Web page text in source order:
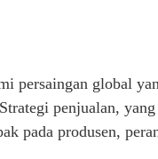
persaingan global
penjualan,
pada produsen,